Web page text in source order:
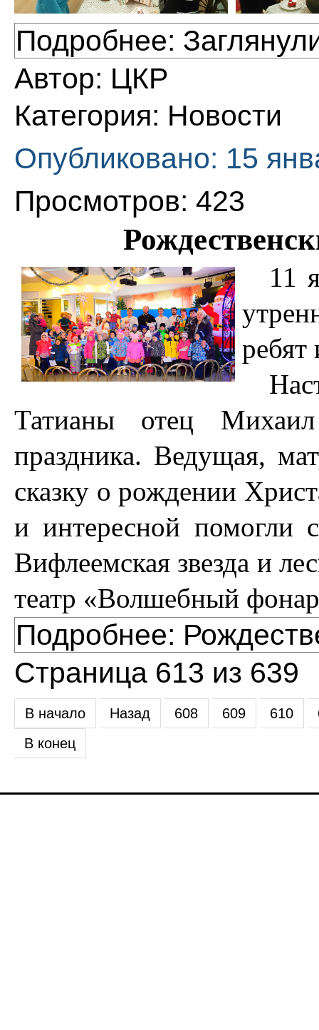
Подробнее:
Автор: ЦКР
Категория: Новости
Опубликовано: 15
Просмотров: 423
11
ребят
Татианы отец
праздника. Ведущая,
сказку о рождении
и интересной помогли
Вифлеемская звезда и
театр «Волшебный
Подробнее:
Страница 613 из 639
В начало Назад 608 609 610
В конец